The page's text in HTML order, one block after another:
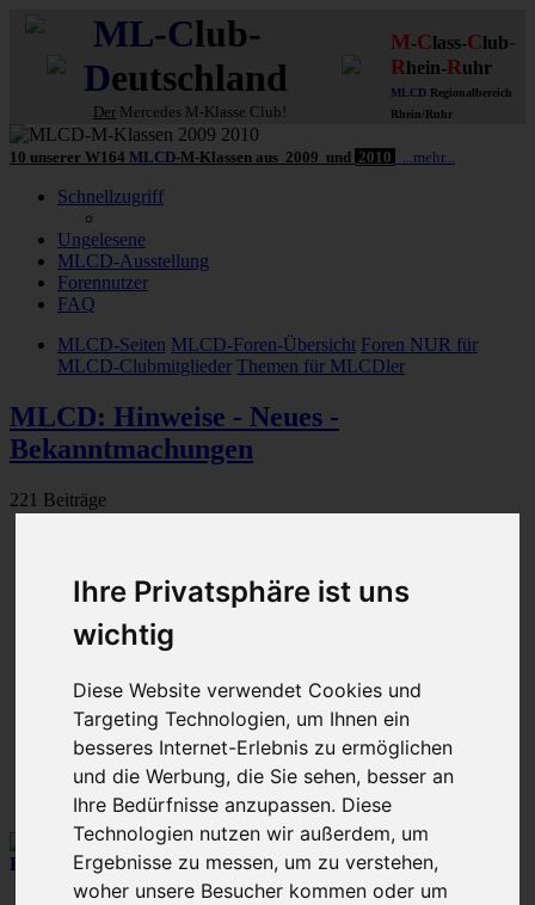
Ihre Privatsphäre ist uns
wichtig
Diese Website verwendet Cookies und
Targeting Technologien, um Ihnen ein
besseres Internet-Erlebnis zu ermöglichen
und die Werbung, die Sie sehen, besser an
Ihre Bedürfnisse anzupassen. Diese
Technologien nutzen wir außerdem, um
Ergebnisse zu messen, um zu verstehen,
woher unsere Besucher kommen oder um
ML-Club-
Deutschland
Der Mercedes M-Klasse Club!
M-Class-Club-
Rhein-Ruhr
MLCD Regionalbereich
Rhein/Ruhr
10 unserer W164 MLCD-M-Klassen aus 2009 und 2010 ...mehr...
Schnellzugriff
Ungelesene
MLCD-Ausstellung
Forennutzer
FAQ
MLCD-Seiten MLCD-Foren-Übersicht Foren NUR für
MLCD-Clubmitglieder Themen für MLCDler
MLCD: Hinweise - Neues -
Bekanntmachungen
221 Beiträge
Vorherige
10
11
12
Nächste
KJS001
Könich